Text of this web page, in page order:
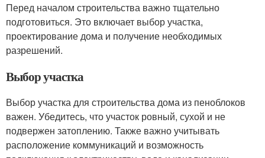
Перед началом строительства важно тщательно
подготовиться. Это включает выбор участка,
проектирование дома и получение необходимых
разрешений.
Выбор участка
Выбор участка для строительства дома из пеноблоков
важен. Убедитесь, что участок ровный, сухой и не
подвержен затоплению. Также важно учитывать
расположение коммуникаций и возможность